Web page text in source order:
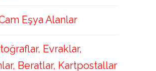
Eşya Alanlar
Evraklar,
Beratlar, Kartpostallar